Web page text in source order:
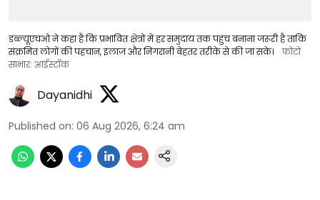
डब्ल्यूएचओ ने कहा है कि प्रभावित क्षेत्रों में हर समुदाय तक पहुंच बनाना जरूरी है ताकि
संक्रमित लोगों की पहचान, इलाज और निगरानी बेहतर तरीके से की जा सके।
फोटो
साभार: आईस्टॉक
Dayanidhi
Published on: 06 Aug 2026, 6:24 am